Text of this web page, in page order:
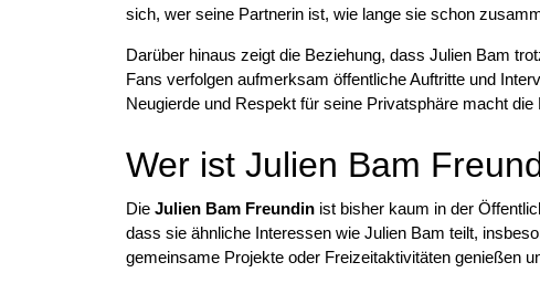
sich, wer seine Partnerin ist, wie lange sie schon
Darüber hinaus zeigt die Beziehung, dass Julien Bam
Fans verfolgen aufmerksam öffentliche Auftritte und
Neugierde und Respekt für seine Privatsphäre macht
Wer ist Julien Bam
Die Julien Bam Freundin ist bisher kaum in der
dass sie ähnliche Interessen wie Julien Bam teilt,
gemeinsame Projekte oder Freizeitaktivitäten genießen